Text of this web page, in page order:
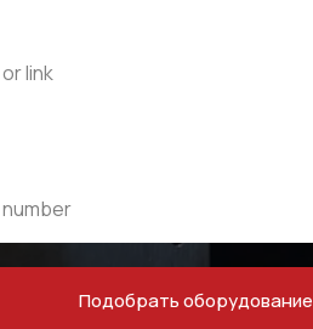
Подобрать оборудование